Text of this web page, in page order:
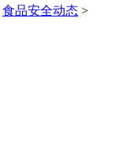
食品安全动态 >